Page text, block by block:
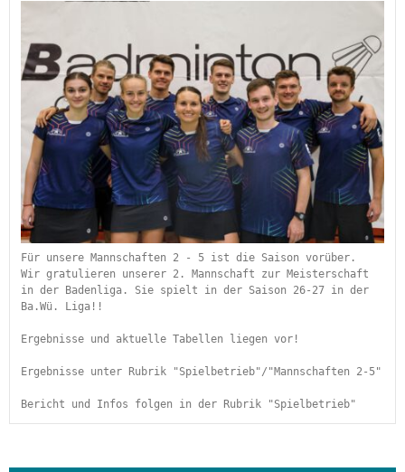
Für unsere Mannschaften 2 - 5 ist die Saison vorüber.
Wir gratulieren unserer 2. Mannschaft zur Meisterschaft
in der Badenliga. Sie spielt in der Saison 26-27 in der
Ba.Wü. Liga!!
Ergebnisse und aktuelle Tabellen liegen vor!
Ergebnisse unter Rubrik "Spielbetrieb"/"Mannschaften 2-5"
Bericht und Infos folgen in der Rubrik "Spielbetrieb"